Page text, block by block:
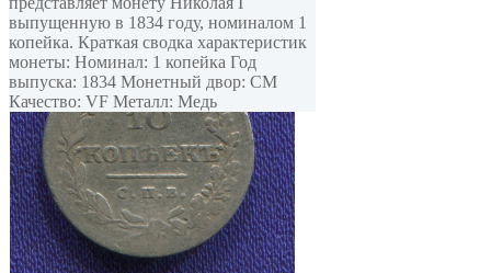
выпущенную в 1834 году, номиналом 1
копейка. Краткая сводка характеристик
монеты: Номинал: 1 копейка Год
выпуска: 1834 Монетный двор: СМ
Качество: VF Металл: Медь